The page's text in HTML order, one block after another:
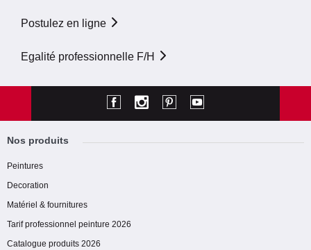
Postulez en ligne
Egalité professionnelle F/H
Nos produits
Peintures
Decoration
Matériel & fournitures
Tarif professionnel peinture 2026
Catalogue produits 2026